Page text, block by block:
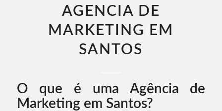
AGENCIA DE
MARKETING EM
SANTOS​
O que é uma Agência de
Marketing em Santos?